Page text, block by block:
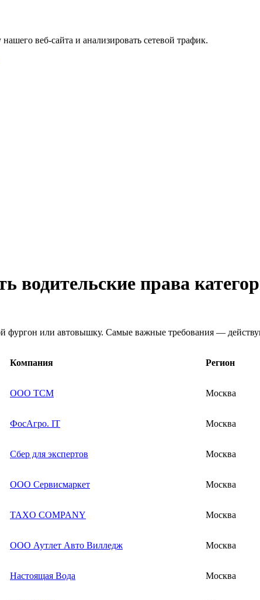
веб-сайта и анализировать сетевой трафик.
водительские права
фургон или автовышку. Самые важные требования —
Компания Регион
ООО ТСМ Москва
ФосАгро. IT Москва
Сбер для экспертов Москва
ООО Сервисмаркет Москва
TAXO COMPANY Москва
ООО Аутлет Авто Вилледж Москва
Настоящая Вода Москва